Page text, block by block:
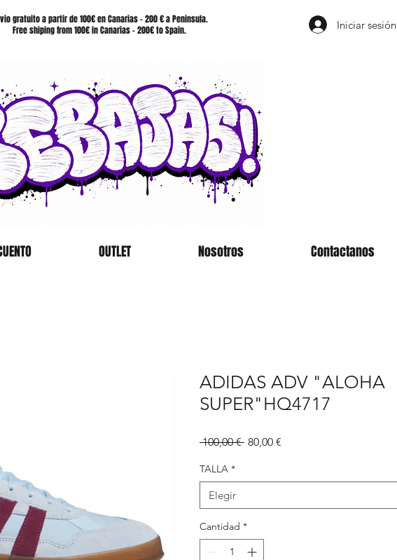
gratuito a partir de 100€ en Canarias - 200 € a Peninsula.
Free shiping from 100€ in Canarias - 200€ to Spain.
Iniciar sesión
OUTLET Nosotros Contactanos
ADIDAS ADV "ALOHA
SUPER"HQ4717
100,00 € Precio
80,00 €
TALLA *
Elegir
Cantidad *